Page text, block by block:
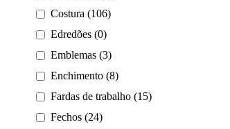
Costura (106)
Edredões (0)
Emblemas (3)
Enchimento (8)
Fardas de trabalho (15)
Fechos (24)